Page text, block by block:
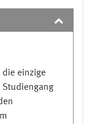
wird
Bewerber
einzige